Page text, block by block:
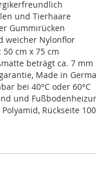
und Tierhaare
Gummirücken
weicher Nylonflor
cm x 75 cm
beträgt ca. 7 mm
Made in
bei 40°C oder 60°C
und
Rückseite